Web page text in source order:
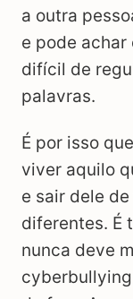
a outra
e pode
difícil de
palavras.
É por isso
viver aquilo
e sair dele
diferentes. É
nunca deve